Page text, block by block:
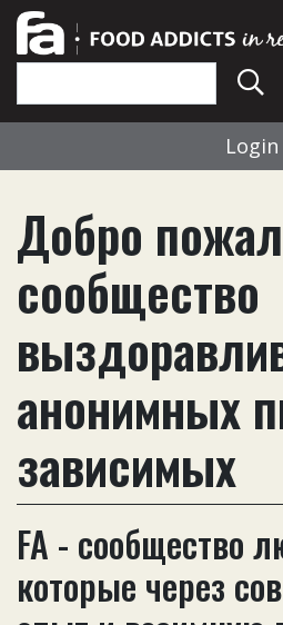
Login
Добро
сообщество
анонимных
зависимых
FA - сообщество
которые через